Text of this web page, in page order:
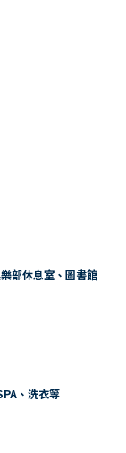
部休息室、圖書館
、洗衣等